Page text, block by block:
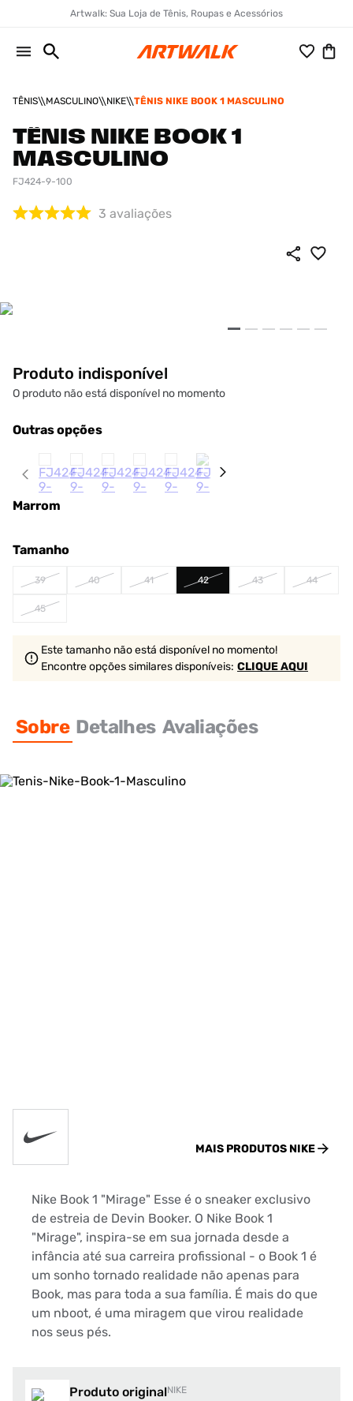
Artwalk: Sua Loja de Tênis, Roupas e Acessórios
TÊNIS MASCULINO NIKE TÊNIS NIKE BOOK 1 MASCULINO
TÊNIS NIKE BOOK 1
MASCULINO
FJ424-9-100
3 avaliações
Produto indisponível
O produto não está disponível no momento
Outras opções
Marrom
Tamanho
39 40 41 42 43 44
45
Este tamanho não está disponível no momento!
Encontre opções similaresdisponíveis: CLIQUE AQUI
Sobre Detalhes Avaliações
MAIS PRODUTOS NIKE
Nike Book 1 "Mirage" Esse é o sneaker exclusivo
de estreia de Devin Booker. O Nike Book 1
"Mirage", inspira-se em sua jornada desde a
infância até sua carreira profissional - o Book 1 é
um sonho tornado realidade não apenas para
Book, mas para toda a sua família. É mais do que
um nboot, é uma miragem que virou realidade
nos seus pés.
Produto originalNIKE